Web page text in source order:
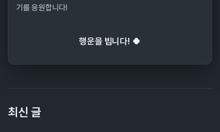
기를 응원합니다!
행운을 빕니다! 🍀
최신 글